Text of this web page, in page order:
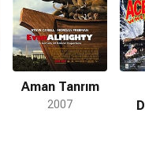
Aman Tanrım
2007